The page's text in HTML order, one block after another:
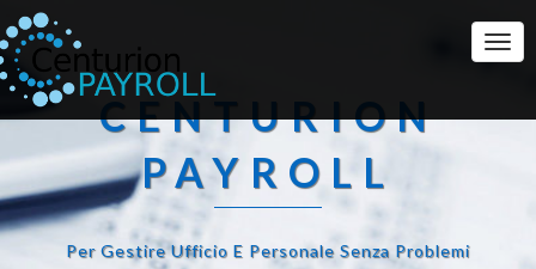
CENTURION
PAYROLL
Per Gestire Ufficio E Personale Senza Problemi